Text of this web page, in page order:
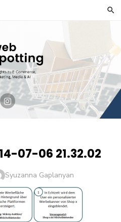
07-06 21.32.02
Author
Syuzanna Gaplanyan